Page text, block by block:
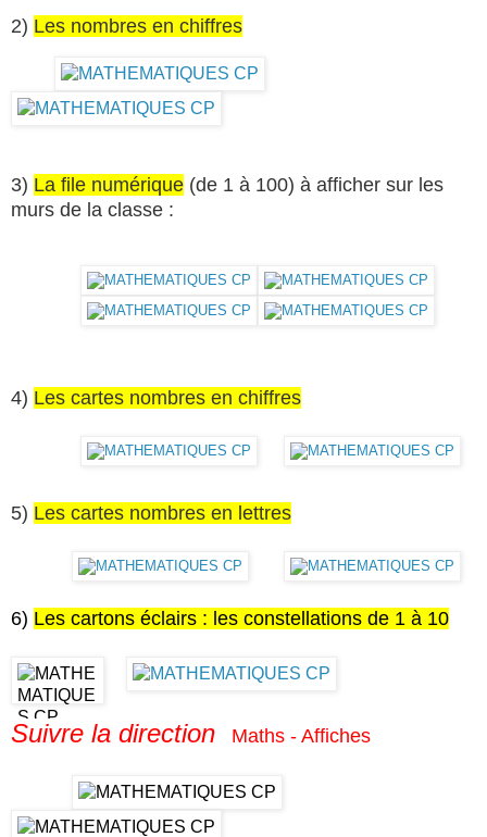
2) Les nombres en chiffres
3) La file numérique (de 1 à 100) à afficher sur les
murs de la classe :
4) Les cartes nombres en chiffres
5) Les cartes nombres en lettres
6) Les cartons éclairs : les constellations de 1 à 10
Suivre la direction Maths - Affiches